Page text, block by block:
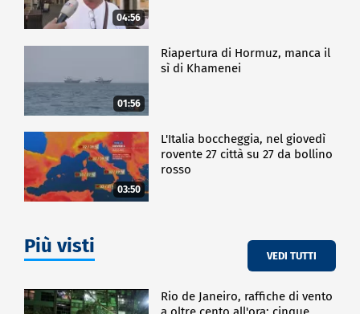
04:56
01:56
Riapertura di Hormuz, manca il
sì di Khamenei
03:50
L'Italia boccheggia, nel giovedì
rovente 27 città su 27 da bollino
rosso
Più visti VEDI TUTTI
Rio de Janeiro, raffiche di vento